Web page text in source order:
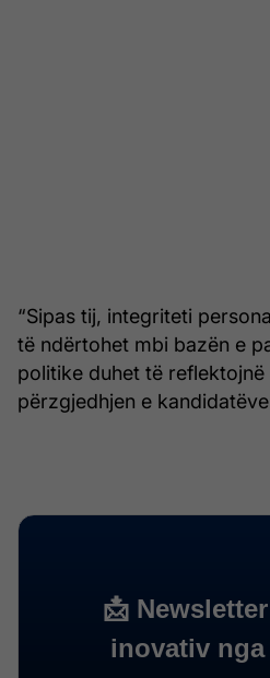
“Sipas tij, integriteti
të ndërtohet mbi bazën e
politike duhet të reflektojnë
përzgjedhjen e